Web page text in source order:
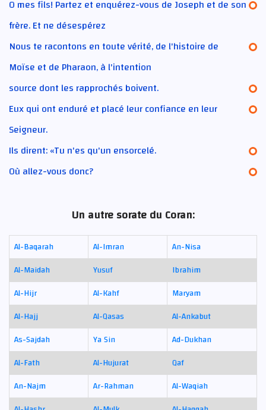
O mes fils! Partez et enquérez-vous de Joseph et de son
frère. Et ne désespérez
Nous te racontons en toute vérité, de l'histoire de
Moïse et de Pharaon, à l'intention
source dont les rapprochés boivent.
Eux qui ont enduré et placé leur confiance en leur
Seigneur.
Ils dirent: «Tu n'es qu'un ensorcelé.
Où allez-vous donc?
Un autre sorate du Coran:
Al-Baqarah Al-Imran
An-Nisa
Al-Maidah
Yusuf
Ibrahim
Al-Hijr
Al-Kahf
Maryam
Al-Hajj
Al-Qasas
Al-Ankabut
As-Sajdah
Ya Sin
Ad-Dukhan
Al-Fath
Al-Hujurat
Qaf
An-Najm
Ar-Rahman
Al-Waqiah